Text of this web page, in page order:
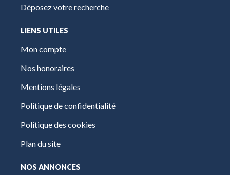
Déposez votre recherche
LIENS UTILES
Mon compte
Nos honoraires
Mentions légales
Politique de confidentialité
Politique des cookies
Plan du site
NOS ANNONCES